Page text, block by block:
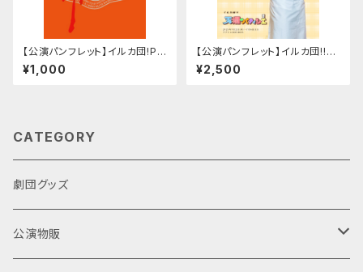
【公演パンフレット】イルカ団!PR
ESENTS RATATATTAT!×ブラ
ム・ストーカー DRACULA『Di
¥1,000
【公演パンフレット】イルカ団!!×s
itcomLab×✕collaboLab 真
夏のシットコム祭り「天爛のパテ
¥2,500
CATEGORY
劇団グッズ
公演物販